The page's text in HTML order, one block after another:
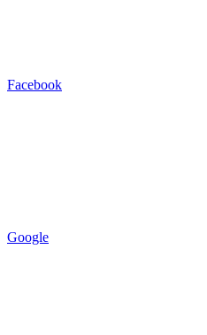
Facebook
Google